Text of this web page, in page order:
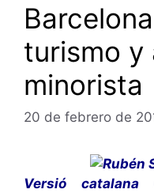
turismo y
minorista
20 de febrero de
Versió catalana